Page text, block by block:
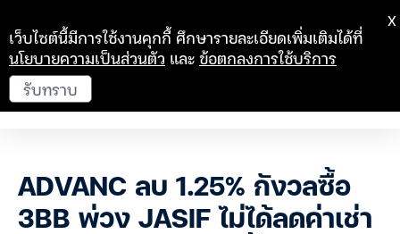
ADVANC ลบ 1.25% กังวลซื้อ
3BB พ่วง JASIF ไม่ได้ลดค่าเช่า
เว็บไซต์นี้มีการใช้งานคุกกี้ ศึกษารายละเอียดเพิ่มเติมได้ที่
นโยบายความเป็นส่วนตัว และข้อตกลงการใช้บริการ
รับทราบ
X